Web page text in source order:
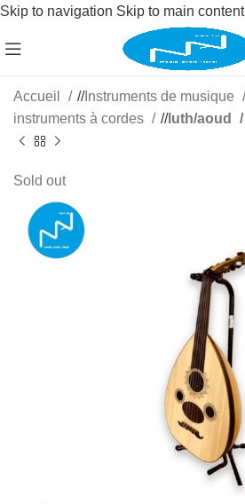
Skip to navigation Skip to main content
Accueil / Instruments de musique
instruments à cordes
/ luth/aoud
Sold out